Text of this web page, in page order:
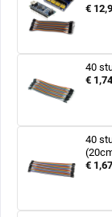
€
40
€
40
€